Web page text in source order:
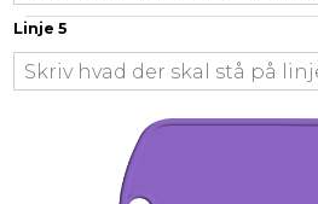
Linje 5